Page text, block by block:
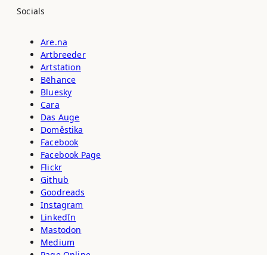
Socials
Are.na
Artbreeder
Artstation
Bēhance
Bluesky
Cara
Das Auge
Doměstika
Facebook
Facebook Page
Flickr
Github
Goodreads
Instagram
LinkedIn
Mastodon
Medium